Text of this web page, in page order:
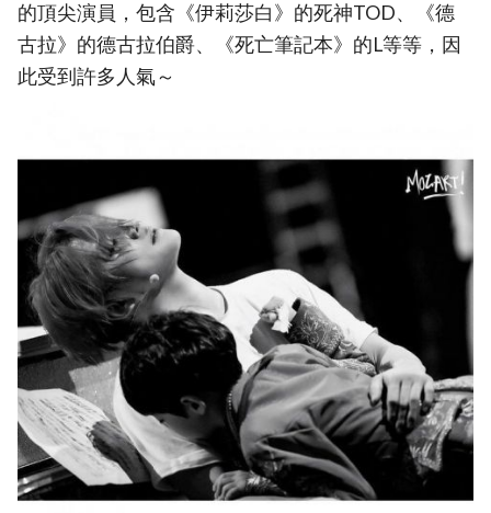
的頂尖演員，包含《伊莉莎白》的死神TOD、《德
古拉》的德古拉伯爵、《死亡筆記本》的L等等，因
此受到許多人氣～